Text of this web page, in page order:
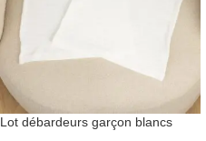
Lot débardeurs garçon blancs